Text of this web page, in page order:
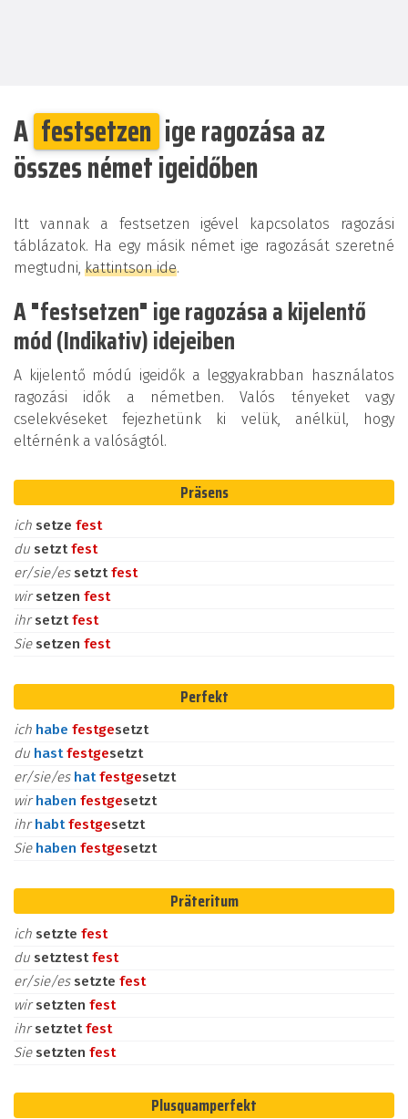
A festsetzen ige ragozása az
összes német igeidőben
Itt vannak a festsetzen igével kapcsolatos ragozási
táblázatok. Ha egy másik német ige ragozását szeretné
megtudni, kattintson ide.
A "festsetzen" ige ragozása a kijelentő
mód (Indikativ) idejeiben
A kijelentő módú igeidők a leggyakrabban használatos
ragozási idők a németben. Valós tényeket vagy
cselekvéseket fejezhetünk ki velük, anélkül, hogy
eltérnénk a valóságtól.
Präsens
ich setze fest
du setztfest
er/sie/es setztfest
wirsetzen fest
ihrsetztfest
Sie setzen fest
Perfekt
ich habe festgesetzt
du hastfestgesetzt
er/sie/es hatfestgesetzt
wirhaben festgesetzt
ihrhabtfestgesetzt
Sie haben festgesetzt
Präteritum
ich setzte fest
du setztestfest
er/sie/es setzte fest
wirsetzten fest
ihrsetztetfest
Sie setzten fest
Plusquamperfekt